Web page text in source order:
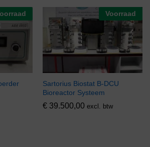
Voorraad
Sartorius Biostat B-DCU
Bioreactor Systeem
€ 39.500,00 excl. btw